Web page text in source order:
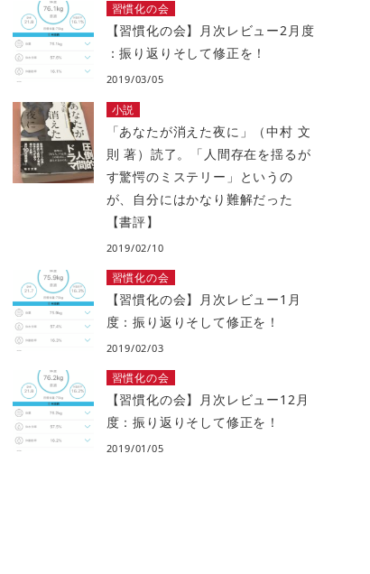
習慣化の会
【習慣化の会】月次レビュー2月度
：振り返りそして修正を！
2019/03/05
小説
「あなたが消えた夜に」（中村 文
則 著）読了。「人間存在を揺るが
す驚愕のミステリー」というの
が、自分にはかなり難解だった
【書評】
2019/02/10
習慣化の会
【習慣化の会】月次レビュー1月
度：振り返りそして修正を！
2019/02/03
習慣化の会
【習慣化の会】月次レビュー12月
度：振り返りそして修正を！
2019/01/05